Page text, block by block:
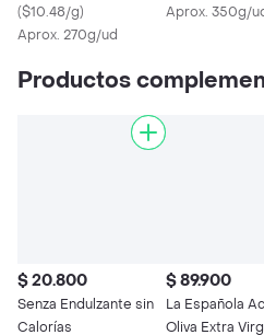
($10.48/g)
Aprox. 270g/ud
Aprox. 350g/
Productos
$ 20.800
Senza Endulzante sin
Calorías
$ 89.900
La Española
Oliva Extra